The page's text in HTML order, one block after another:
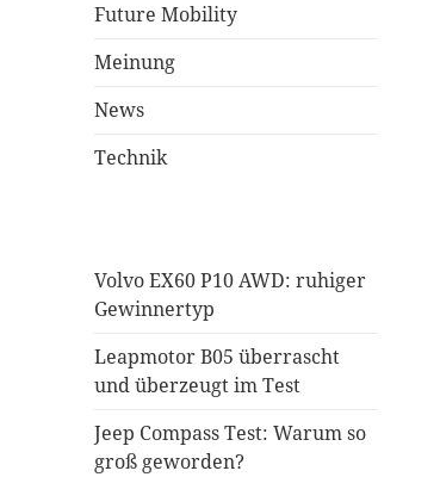
Future Mobility
Meinung
News
Technik
Volvo EX60 P10 AWD: ruhiger
Gewinnertyp
Leapmotor B05 überrascht
und überzeugt im Test
Jeep Compass Test: Warum so
groß geworden?